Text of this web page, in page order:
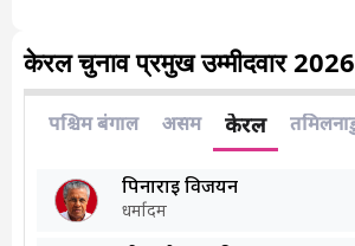
केरल चुनाव प्रमुख उम्मीदवार 2026